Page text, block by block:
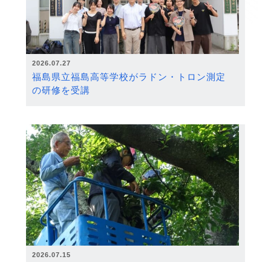
2026.07.27
福島県立福島高等学校がラドン・トロン測定
の研修を受講
2026.07.15